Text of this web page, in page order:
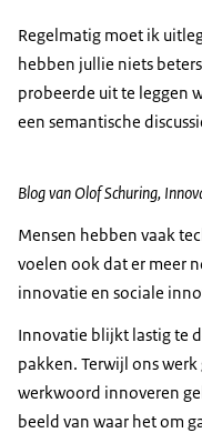
Regelmatig moet ik
hebben jullie niets
probeerde uit te leggen
een semantische
Blog van Olof Schuring,
Mensen hebben vaak
voelen ook dat er meer
innovatie en sociale
Innovatie blijkt lastig te
pakken. Terwijl ons
werkwoord innoveren
beeld van waar het om